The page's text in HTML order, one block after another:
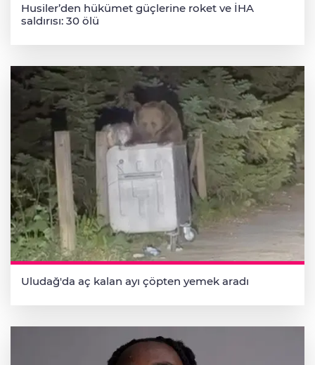
Husiler’den hükümet güçlerine roket ve İHA
saldırısı: 30 ölü
Uludağ'da aç kalan ayı çöpten yemek aradı